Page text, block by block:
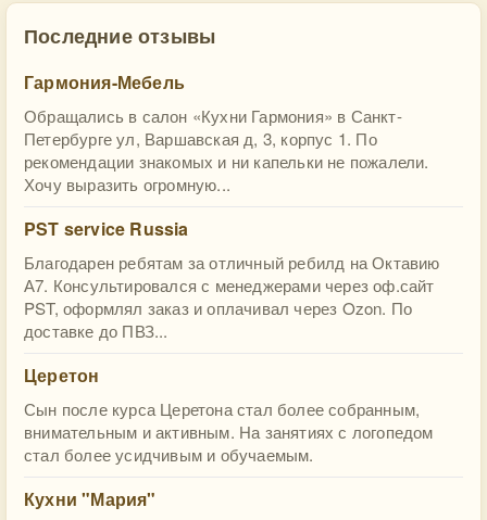
Последние отзывы
Гармония-Мебель
Обращались в салон «Кухни Гармония» в Санкт-
Петербурге ул, Варшавская д, 3, корпус 1. По
рекомендации знакомых и ни капельки не пожалели.
Хочу выразить огромную...
PST service Russia
Благодарен ребятам за отличный ребилд на Октавию
А7. Консультировался с менеджерами через оф.сайт
PST, оформлял заказ и оплачивал через Ozon. По
доставке до ПВЗ...
Церетон
Сын после курса Церетона стал более собранным,
внимательным и активным. На занятиях с логопедом
стал более усидчивым и обучаемым.
Кухни "Мария"